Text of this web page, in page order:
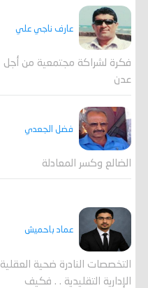
عارف ناجي علي
فكرة لشراكة مجتمعية من أجل
عدن
فضل الجعدي
الضالع وكسر المعادلة
عماد باحميش
التخصصات النادرة ضحية العقلية
الإدارية التقليدية . . فكيف